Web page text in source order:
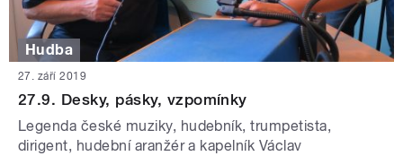
Hudba
27. září 2019
27.9. Desky, pásky, vzpomínky
Legenda české muziky, hudebník, trumpetista,
dirigent, hudební aranžér a kapelník Václav